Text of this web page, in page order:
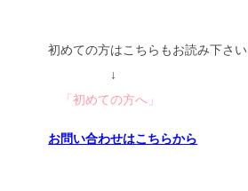
初めての方はこちらもお読み下さい
↓
「初めての方へ」
お問い合わせはこちらから